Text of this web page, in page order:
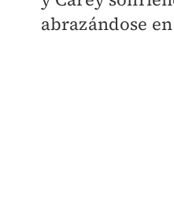
abrazándose